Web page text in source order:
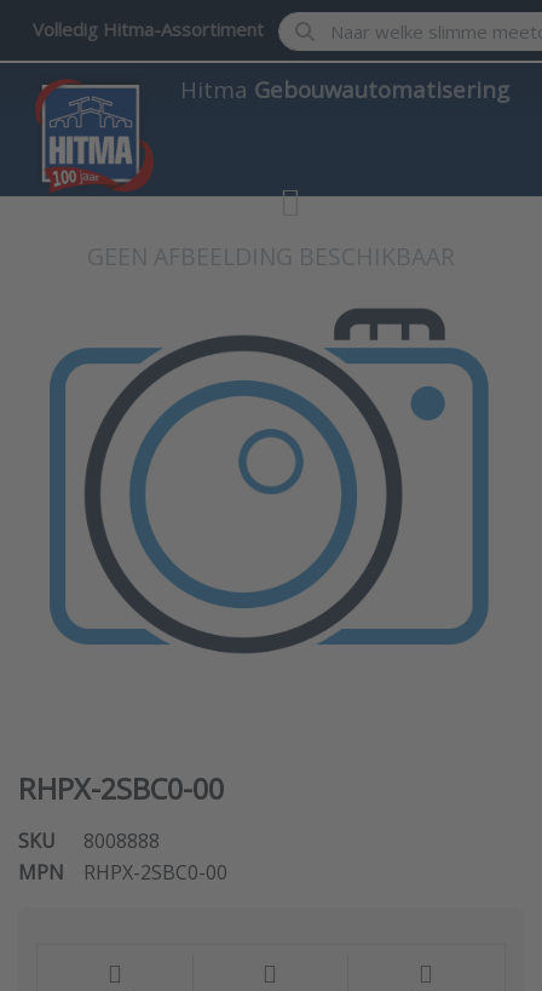
Volledig Hitma-Assortiment Enter a search term.
Hitma Gebouwautomatisering
RHPX-2SBC0-00
SKU
8008888
MPN
RHPX-2SBC0-00